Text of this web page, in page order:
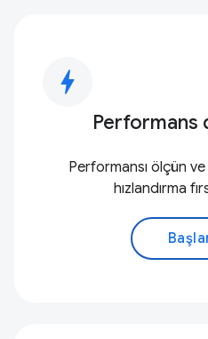
bolt
Performans
Performansı ölçün
hızlandırma